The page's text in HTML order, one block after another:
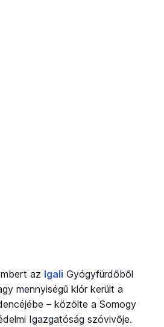
az Igali Gyógyfürdőből
mennyiségű klór került a
– közölte a Somogy
Igazgatóság szóvivője.